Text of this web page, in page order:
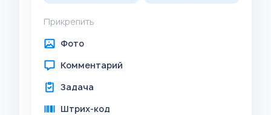
Прикрепить
Фото
Комментарий
Задача
Штрих-код